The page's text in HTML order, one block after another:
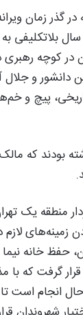
گذر زمان
شده بود، پس از ۱۹ سال
در کوچه
دانشور و جلال
بودند که
منطقه یک
زمینه‌های لازم
حفظ خانه
گرفت که با
انجام است